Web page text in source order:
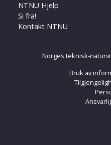
NTNU Hjelp
Si fra!
Kontakt NTNU
Norges teknisk-
Bruk av